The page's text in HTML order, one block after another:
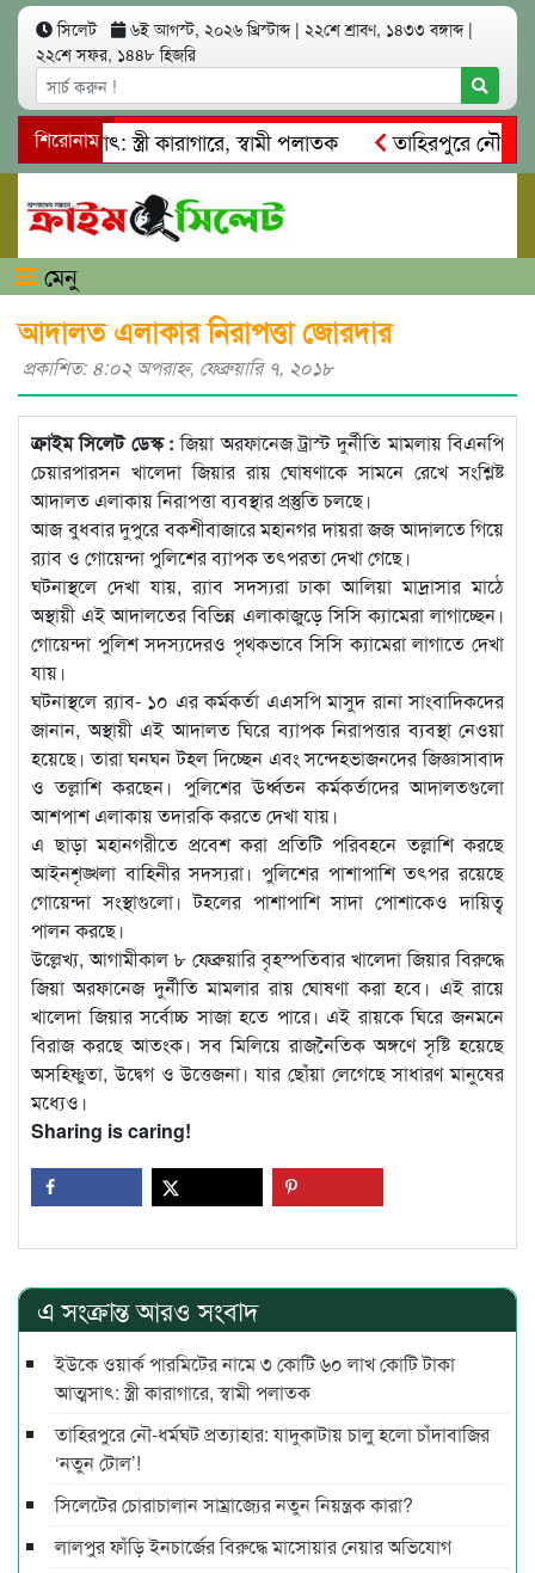
সিলেট ৬ই আগস্ট, ২০২৬ খ্রিস্টাব্দ | ২২শে শ্রাবণ, ১৪৩৩ বঙ্গাব্দ |
২২শে সফর, ১৪৪৮ হিজরি
শিরোনাম
আত্মসাৎ: স্ত্রী কারাগারে, স্বামী পলাতক
তাহিরপুরে নৌ-
মারধর
নগরীতে কোটি টাকার সম্পত্তি দখলের চেষ্টা:
মেনু
আদালত এলাকার নিরাপত্তা জোরদার
প্রকাশিত: ৪:০২ অপরাহ্ণ, ফেব্রুয়ারি ৭, ২০১৮
ক্রাইম সিলেট ডেস্ক : জিয়া অরফানেজ ট্রাস্ট দুর্নীতি মামলায় বিএনপি
চেয়ারপারসন খালেদা জিয়ার রায় ঘোষণাকে সামনে রেখে সংশ্লিষ্ট
আদালত এলাকায় নিরাপত্তা ব্যবস্থার প্রস্তুতি চলছে।
আজ বুধবার দুপুরে বকশীবাজারে মহানগর দায়রা জজ আদালতে গিয়ে
র‌্যাব ও গোয়েন্দা পুলিশের ব্যাপক তৎপরতা দেখা গেছে।
ঘটনাস্থলে দেখা যায়, র‌্যাব সদস্যরা ঢাকা আলিয়া মাদ্রাসার মাঠে
অস্থায়ী এই আদালতের বিভিন্ন এলাকাজুড়ে সিসি ক্যামেরা লাগাচ্ছেন।
গোয়েন্দা পুলিশ সদস্যদেরও পৃথকভাবে সিসি ক্যামেরা লাগাতে দেখা
যায়।
ঘটনাস্থলে র‌্যাব- ১০ এর কর্মকর্তা এএসপি মাসুদ রানা সাংবাদিকদের
জানান, অস্থায়ী এই আদালত ঘিরে ব্যাপক নিরাপত্তার ব্যবস্থা নেওয়া
হয়েছে। তারা ঘনঘন টহল দিচ্ছেন এবং সন্দেহভাজনদের জিজ্ঞাসাবাদ
ও তল্লাশি করছেন। পুলিশের ঊর্ধ্বতন কর্মকর্তাদের আদালতগুলো
আশপাশ এলাকায় তদারকি করতে দেখা যায়।
এ ছাড়া মহানগরীতে প্রবেশ করা প্রতিটি পরিবহনে তল্লাশি করছে
আইনশৃঙ্খলা বাহিনীর সদস্যরা। পুলিশের পাশাপাশি তৎপর রয়েছে
গোয়েন্দা সংস্থাগুলো। টহলের পাশাপাশি সাদা পোশাকেও দায়িত্ব
পালন করছে।
উল্লেখ্য, আগামীকাল ৮ ফেব্রুয়ারি বৃহস্পতিবার খালেদা জিয়ার বিরুদ্ধে
জিয়া অরফানেজ দুর্নীতি মামলার রায় ঘোষণা করা হবে। এই রায়ে
খালেদা জিয়ার সর্বোচ্চ সাজা হতে পারে। এই রায়কে ঘিরে জনমনে
বিরাজ করছে আতংক। সব মিলিয়ে রাজনৈতিক অঙ্গণে সৃষ্টি হয়েছে
অসহিষ্ণুতা, উদ্বেগ ও উত্তেজনা। যার ছোঁয়া লেগেছে সাধারণ মানুষের
মধ্যেও।
Sharing is caring!
এ সংক্রান্ত আরও সংবাদ
ইউকে ওয়ার্ক পারমিটের নামে ৩ কোটি ৬০ লাখ কোটি টাকা
আত্মসাৎ: স্ত্রী কারাগারে, স্বামী পলাতক
তাহিরপুরে নৌ-ধর্মঘট প্রত্যাহার: যাদুকাটায় চালু হলো চাঁদাবাজির
‘নতুন টোল’!
সিলেটের চোরাচালান সাম্রাজ্যের নতুন নিয়ন্ত্রক কারা?
লালপুর ফাঁড়ি ইনচার্জের বিরুদ্ধে মাসোয়ার নেয়ার অভিযোগ